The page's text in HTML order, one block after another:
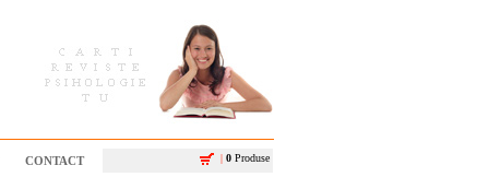
CONTACT | 0 Produse